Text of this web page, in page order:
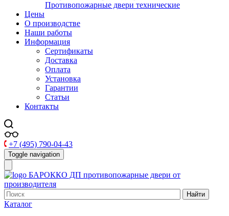
Противопожарные двери технические
Цены
О производстве
Наши работы
Информация
Сертификаты
Доставка
Оплата
Установка
Гарантии
Статьи
Контакты
+7 (495) 790-04-43
Toggle navigation
БАРОККО ДП противопожарные двери от
производителя
Найти
Каталог